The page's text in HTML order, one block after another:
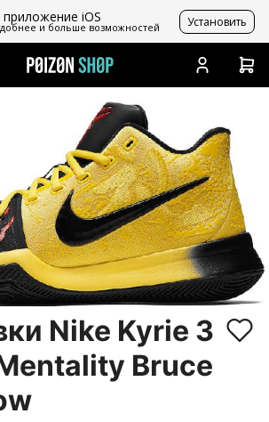
iOS
и больше возможностей Установить
Nike Kyrie 3
Bruce